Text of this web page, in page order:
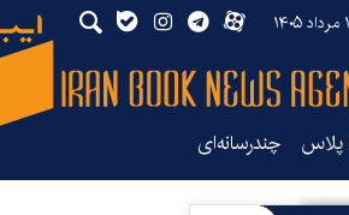
پلاس چندرسانه‌ای